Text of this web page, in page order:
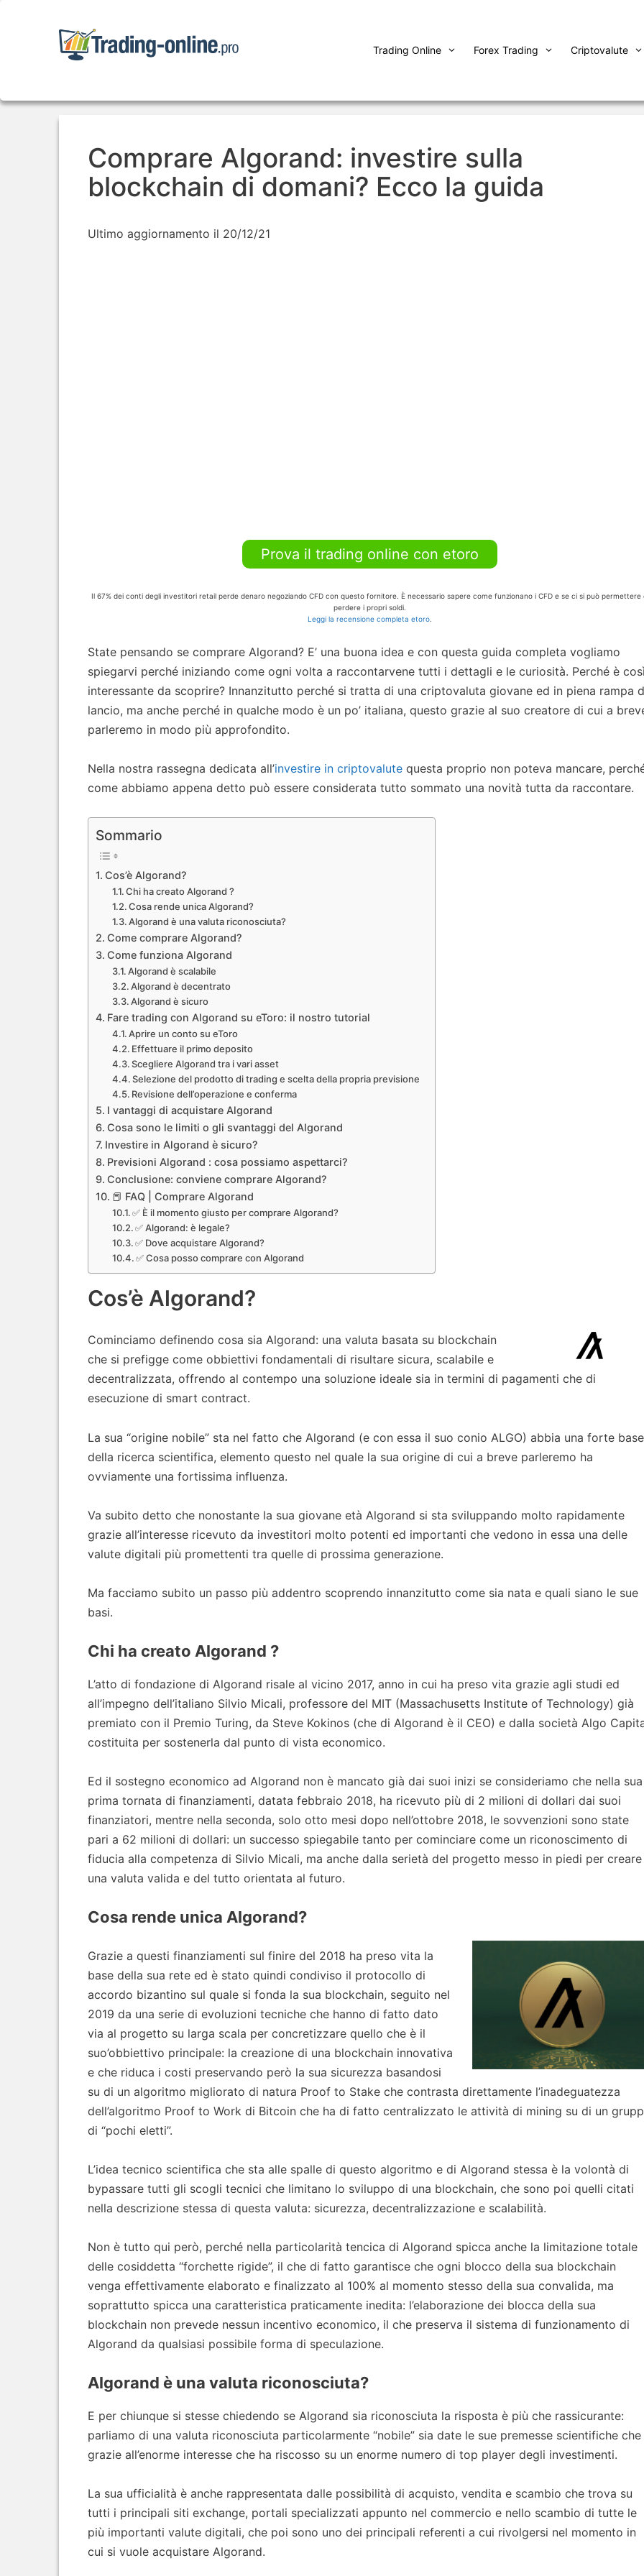
Trading Online Forex Trading Criptovalute
Comprare Algorand: investire sulla
blockchain di domani? Ecco la guida
Ultimo aggiornamento il 20/12/21
Prova il trading online con etoro
Il 67% dei conti degli investitori retail perde denaro negoziando CFD con questo fornitore. È necessario sapere come funzionano i CFD e se ci si può permettere
perdere i propri soldi.
Leggi la recensione completa etoro
State pensando se comprare Algorand? E’ una buona idea e con questa guida completa vogliamo
spiegarvi perché iniziando come ogni volta a raccontarvene tutti i dettagli e le curiosità. Perché è
interessante da scoprire? Innanzitutto perché si tratta di una criptovaluta giovane ed in piena rampa
lancio, ma anche perché in qualche modo è un po’ italiana, questo grazie al suo creatore di cui a
parleremo in modo più approfondito.
Nella nostra rassegna dedicata all’investire in criptovalute questa proprio non poteva mancare,
come abbiamo appena detto può essere considerata tutto sommato una novità tutta da raccontare.
Sommario
Cos’è Algorand?
Chi ha creato Algorand ?
Cosa rende unica Algorand?
Algorand è una valuta riconosciuta?
Come comprare Algorand?
Come funziona Algorand
Algorand è scalabile
Algorand è decentrato
Algorand è sicuro
Fare trading con Algorand su eToro: il nostro tutorial
Aprire un conto su eToro
Effettuare il primo deposito
Scegliere Algorand tra i vari asset
Selezione del prodotto di trading e scelta della propria previsione
Revisione dell’operazione e conferma
I vantaggi di acquistare Algorand
Cosa sono le limiti o gli svantaggi del Algorand
Investire in Algorand è sicuro?
Previsioni Algorand : cosa possiamo aspettarci?
Conclusione: conviene comprare Algorand?
📕 FAQ | Comprare Algorand
✅ È il momento giusto per comprare Algorand?
✅ Algorand: è legale?
✅ Dove acquistare Algorand?
✅ Cosa posso comprare con Algorand
Cos’è Algorand?
Cominciamo definendo cosa sia Algorand: una valuta basata su blockchain
che si prefigge come obbiettivi fondamentali di risultare sicura, scalabile e
decentralizzata, offrendo al contempo una soluzione ideale sia in termini di pagamenti che di
esecuzione di smart contract.
La sua “origine nobile” sta nel fatto che Algorand (e con essa il suo conio ALGO) abbia una forte base
della ricerca scientifica, elemento questo nel quale la sua origine di cui a breve parleremo ha
ovviamente una fortissima influenza.
Va subito detto che nonostante la sua giovane età Algorand si sta sviluppando molto rapidamente
grazie all’interesse ricevuto da investitori molto potenti ed importanti che vedono in essa una delle
valute digitali più promettenti tra quelle di prossima generazione.
Ma facciamo subito un passo più addentro scoprendo innanzitutto come sia nata e quali siano le sue
basi.
Chi ha creato Algorand ?
L’atto di fondazione di Algorand risale al vicino 2017, anno in cui ha preso vita grazie agli studi ed
all’impegno dell’italiano Silvio Micali, professore del MIT (Massachusetts Institute of Technology) già
premiato con il Premio Turing, da Steve Kokinos (che di Algorand è il CEO) e dalla società Algo
costituita per sostenerla dal punto di vista economico.
Ed il sostegno economico ad Algorand non è mancato già dai suoi inizi se consideriamo che nella sua
prima tornata di finanziamenti, datata febbraio 2018, ha ricevuto più di 2 milioni di dollari dai suoi
finanziatori, mentre nella seconda, solo otto mesi dopo nell’ottobre 2018, le sovvenzioni sono state
pari a 62 milioni di dollari: un successo spiegabile tanto per cominciare come un riconoscimento di
fiducia alla competenza di Silvio Micali, ma anche dalla serietà del progetto messo in piedi per creare
una valuta valida e del tutto orientata al futuro.
Cosa rende unica Algorand?
Grazie a questi finanziamenti sul finire del 2018 ha preso vita la
base della sua rete ed è stato quindi condiviso il protocollo di
accordo bizantino sul quale si fonda la sua blockchain, seguito nel
2019 da una serie di evoluzioni tecniche che hanno di fatto dato
via al progetto su larga scala per concretizzare quello che è il
suo’obbiettivo principale: la creazione di una blockchain innovativa
e che riduca i costi preservando però la sua sicurezza basandosi
su di un algoritmo migliorato di natura Proof to Stake che contrasta direttamente l’inadeguatezza
dell’algoritmo Proof to Work di Bitcoin che ha di fatto centralizzato le attività di mining su di un
di “pochi eletti”.
L’idea tecnico scientifica che sta alle spalle di questo algoritmo e di Algorand stessa è la volontà di
bypassare tutti gli scogli tecnici che limitano lo sviluppo di una blockchain, che sono poi quelli citati
nella descrizione stessa di questa valuta: sicurezza, decentralizzazione e scalabilità.
Non è tutto qui però, perché nella particolarità tencica di Algorand spicca anche la limitazione totale
delle cosiddetta “forchette rigide”, il che di fatto garantisce che ogni blocco della sua blockchain
venga effettivamente elaborato e finalizzato al 100% al momento stesso della sua convalida, ma
soprattutto spicca una caratteristica praticamente inedita: l’elaborazione dei blocca della sua
blockchain non prevede nessun incentivo economico, il che preserva il sistema di funzionamento di
Algorand da qualsiasi possibile forma di speculazione.
Algorand è una valuta riconosciuta?
E per chiunque si stesse chiedendo se Algorand sia riconosciuta la risposta è più che rassicurante:
parliamo di una valuta riconosciuta particolarmente “nobile” sia date le sue premesse scientifiche che
grazie all’enorme interesse che ha riscosso su un enorme numero di top player degli investimenti.
La sua ufficialità è anche rappresentata dalle possibilità di acquisto, vendita e scambio che trova su
tutti i principali siti exchange, portali specializzati appunto nel commercio e nello scambio di tutte le
più importanti valute digitali, che poi sono uno dei principali referenti a cui rivolgersi nel momento in
cui si vuole acquistare Algorand.